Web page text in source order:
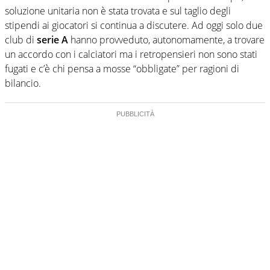
soluzione unitaria non è stata trovata e sul taglio degli
stipendi ai giocatori si continua a discutere. Ad oggi solo due
club di serie A hanno provveduto, autonomamente, a trovare
un accordo con i calciatori ma i retropensieri non sono stati
fugati e c’è chi pensa a mosse “obbligate” per ragioni di
bilancio.